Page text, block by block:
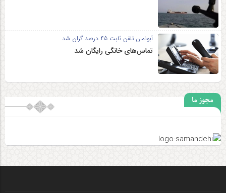
آبونمان تلفن ثابت 45 درصد گران شد
تماس‌های خانگی رایگان شد
مجوز ما